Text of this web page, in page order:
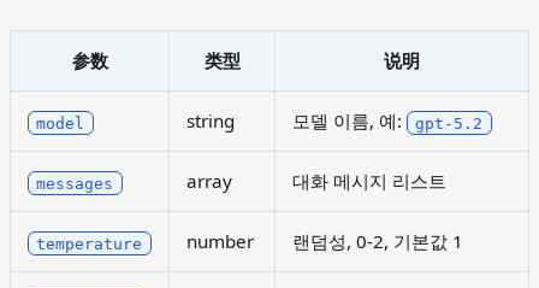
参数 类型 说明
model string 모델 이름, 예: gpt-5.2
messages array 대화 메시지 리스트
temperature number 랜덤성, 0-2, 기본값 1